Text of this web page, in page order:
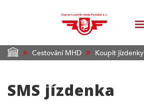
Cestování MHD Koupit jízdenky
SMS jízdenka